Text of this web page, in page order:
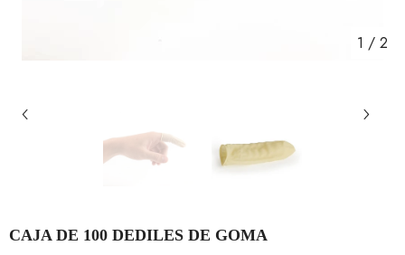
1 / 2
CAJA DE 100 DEDILES DE GOMA